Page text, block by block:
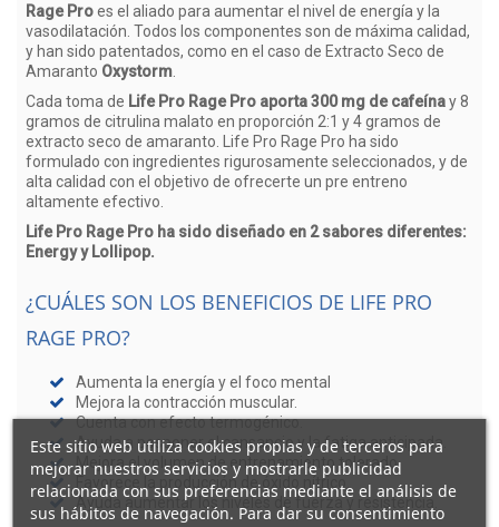
Rage Proes el aliado para aumentar el nivel de energía y la
vasodilatación. Todos los componentes son de máxima calidad,
y han sido patentados, como en el caso de Extracto Seco de
Amaranto Oxystorm
Cada toma de Life Pro Rage Pro aporta 300 mg de cafeínay 8
gramos de citrulina malato en proporción 2:1 y 4 gramos de
extracto seco de amaranto. Life Pro Rage Pro ha sido
formulado con ingredientes rigurosamente seleccionados, y de
alta calidad con el objetivo de ofrecerte un pre entreno
altamente efectivo.
Life Pro Rage Pro ha sido diseñado en 2 sabores diferentes:
Energy y Lollipop.
¿CUÁLES SON LOS BENEFICIOS DE LIFE PRO
RAGE PRO?
Aumenta la energía y el foco mental
Mejora la contracción muscular.
Cuenta con efecto termogénico.
Ayuda a posponer el cansancio y la fatiga anticipada.
Mejora el volumen de entrenamiento tolerado.
Favorece la producción de óxido nítrico.
Ayuda aumentar los niveles de fuerza y resistencia.
Este sitio web utiliza cookies propias y de terceros para
mejorar nuestros servicios y mostrarle publicidad
relacionada con sus preferencias mediante el análisis de
sus hábitos de navegación. Para dar su consentimiento